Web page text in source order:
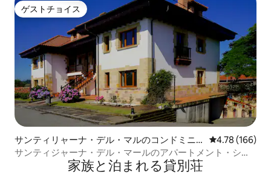
ゲストチョイス
ゲストチョイス
サンティリャーナ・デル・マルのコンドミニ
アム
レビュー166
4.78 (166)
サンティジャーナ・デル・マールのアパートメント・シウ
ダ・デ・ペトラ家族と泊まれる貸別荘